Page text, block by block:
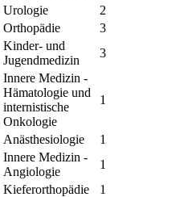
Urologie
2
Orthopädie
3
Kinder- und
Jugendmedizin
3
Innere Medizin -
Hämatologie und
internistische
Onkologie
1
Anästhesiologie
1
Innere Medizin -
Angiologie
1
Kieferorthopädie
1